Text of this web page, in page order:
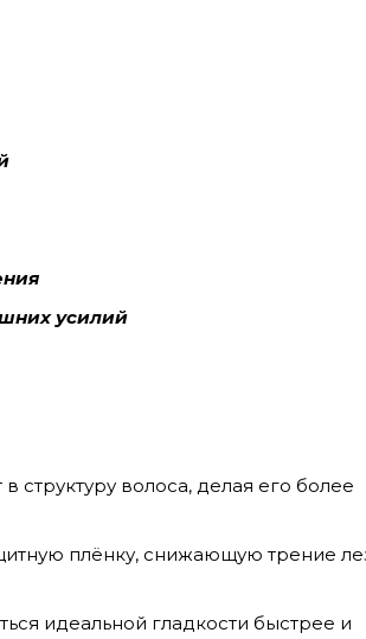
усилий
волоса, делая его более
плёнку, снижающую трение
идеальной гладкости быстрее и